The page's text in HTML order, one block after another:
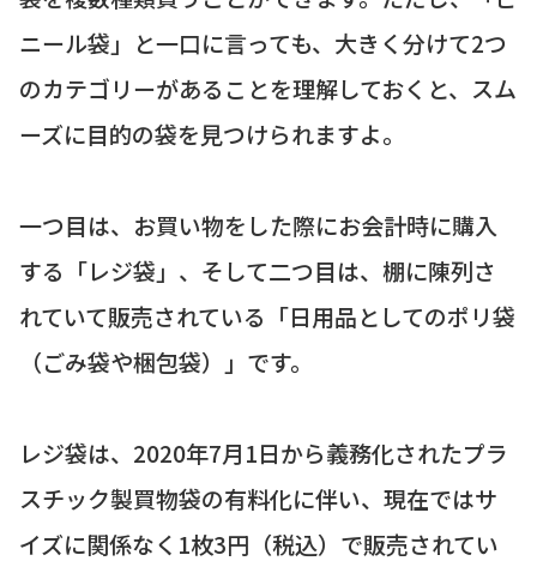
ニール袋」と一口に言っても、大きく分けて2つ
のカテゴリーがあることを理解しておくと、スム
ーズに目的の袋を見つけられますよ。
一つ目は、お買い物をした際にお会計時に購入
する「レジ袋」、そして二つ目は、棚に陳列さ
れていて販売されている「日用品としてのポリ袋
（ごみ袋や梱包袋）」です。
レジ袋は、2020年7月1日から義務化されたプラ
スチック製買物袋の有料化に伴い、現在ではサ
イズに関係なく1枚3円（税込）で販売されてい